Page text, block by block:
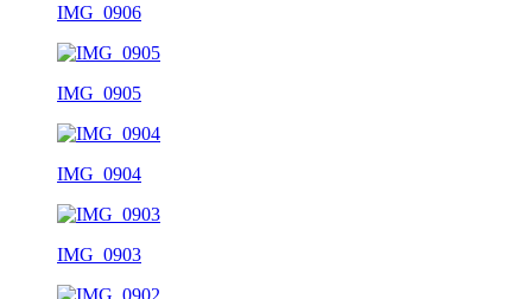
IMG_0906
IMG_0905
IMG_0904
IMG_0903